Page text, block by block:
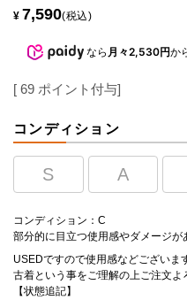
¥ 7,590 税込
なら 月々2,530円か
[ 69 ポイント付与]
コンディション
S A
コンディション：C
部分的に目立つ使用感やダメージが
USEDですので使用感などございま
古着という事をご理解の上ご注文よ
【状態追記】